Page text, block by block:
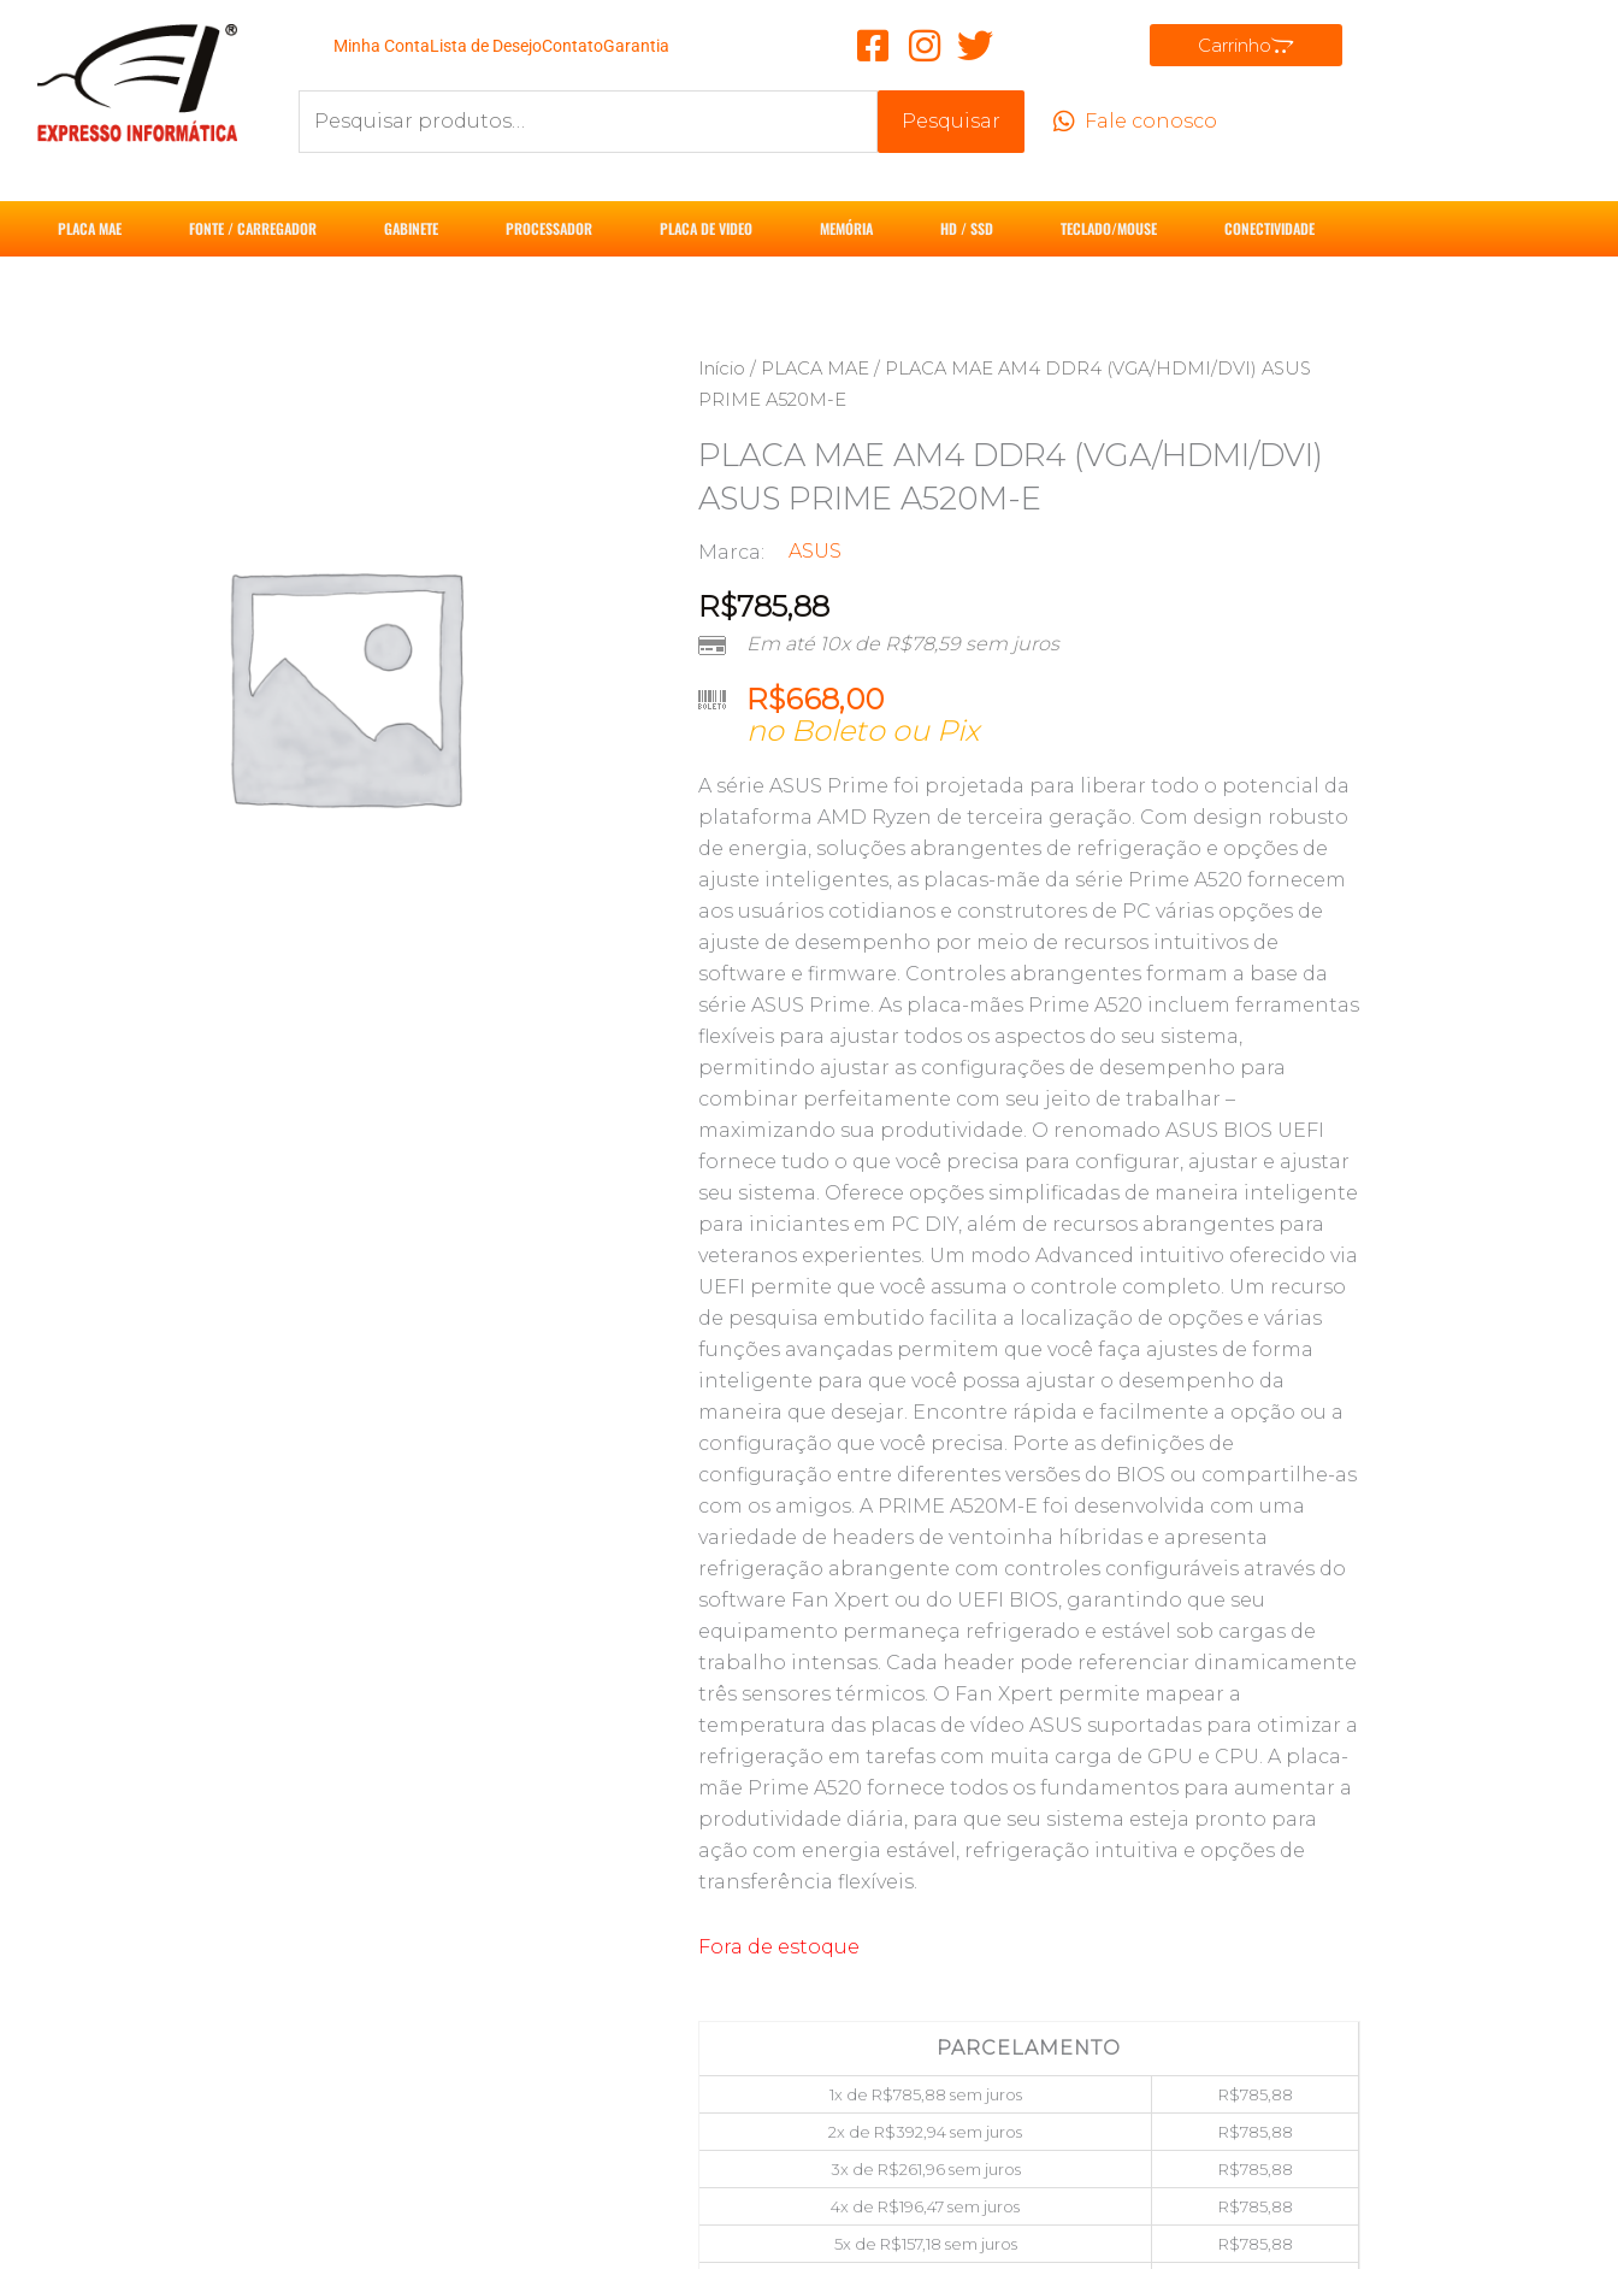
conteúdo
Minha ContaLista de DesejoContatoGarantia Carrinho
por:
Pesquisar Fale conosco
PLACA MAE FONTE / CARREGADOR GABINETE PROCESSADOR PLACA DE VIDEO MEMÓRIA HD / SSD TECLADO/MOUSE CONECTIVIDADE
Início / PLACA MAE / PLACA MAE AM4 DDR4 (VGA/HDMI/DVI) ASUS
PRIME A520M-E
PLACA MAE AM4 DDR4 (VGA/HDMI/DVI)
ASUS PRIME A520M-E
Marca: ASUS
R$785,88
Em até 10x de R$78,59sem juros
R$668,00
no Boleto ou Pix
A série ASUS Prime foi projetada para liberar todo o potencial da
plataforma AMD Ryzen de terceira geração. Com design robusto
de energia, soluções abrangentes de refrigeração e opções de
ajuste inteligentes, as placas-mãe da série Prime A520 fornecem
aos usuários cotidianos e construtores de PC várias opções de
ajuste de desempenho por meio de recursos intuitivos de
software e firmware. Controles abrangentes formam a base da
série ASUS Prime. As placa-mães Prime A520 incluem ferramentas
flexíveis para ajustar todos os aspectos do seu sistema,
permitindo ajustar as configurações de desempenho para
combinar perfeitamente com seu jeito de trabalhar –
maximizando sua produtividade. O renomado ASUS BIOS UEFI
fornece tudo o que você precisa para configurar, ajustar e ajustar
seu sistema. Oferece opções simplificadas de maneira inteligente
para iniciantes em PC DIY, além de recursos abrangentes para
veteranos experientes. Um modo Advanced intuitivo oferecido via
UEFI permite que você assuma o controle completo. Um recurso
de pesquisa embutido facilita a localização de opções e várias
funções avançadas permitem que você faça ajustes de forma
inteligente para que você possa ajustar o desempenho da
maneira que desejar. Encontre rápida e facilmente a opção ou a
configuração que você precisa. Porte as definições de
configuração entre diferentes versões do BIOS ou compartilhe-as
com os amigos. A PRIME A520M-E foi desenvolvida com uma
variedade de headers de ventoinha híbridas e apresenta
refrigeração abrangente com controles configuráveis através do
software Fan Xpert ou do UEFI BIOS, garantindo que seu
equipamento permaneça refrigerado e estável sob cargas de
trabalho intensas. Cada header pode referenciar dinamicamente
três sensores térmicos. O Fan Xpert permite mapear a
temperatura das placas de vídeo ASUS suportadas para otimizar a
refrigeração em tarefas com muita carga de GPU e CPU. A placa-
mãe Prime A520 fornece todos os fundamentos para aumentar a
produtividade diária, para que seu sistema esteja pronto para
ação com energia estável, refrigeração intuitiva e opções de
transferência flexíveis.
Fora de estoque
PARCELAMENTO
1x de R$785,88 sem juros R$785,88
2x de R$392,94sem juros R$785,88
3x de R$261,96sem juros R$785,88
4x de R$196,47sem juros R$785,88
5x de R$157,18 sem juros R$785,88